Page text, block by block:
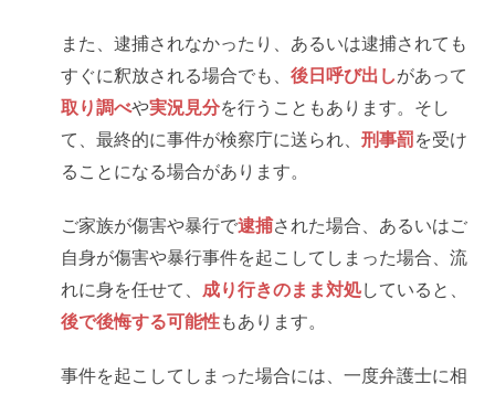
また、逮捕されなかったり、あるいは逮捕されても
すぐに釈放される場合でも、 後日呼び出しがあって
取り調べや実況見分を行うこともあります。そし
て、最終的に事件が検察庁に送られ、 刑事罰を受け
ることになる場合があります。
ご家族が傷害や暴行で逮捕された場合、あるいはご
自身が傷害や暴行事件を起こしてしまった場合、流
れに身を任せて、 成り行きのまま対処していると、
後で後悔する可能性もあります。
事件を起こしてしまった場合には、一度弁護士に相